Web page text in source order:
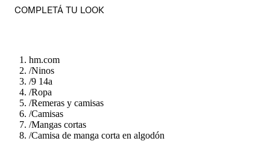
COMPLETÁ TU LOOK
hm.com
/Ninos
/9 14a
/Ropa
/Remeras y camisas
/Camisas
/Mangas cortas
/Camisa de manga corta en algodón